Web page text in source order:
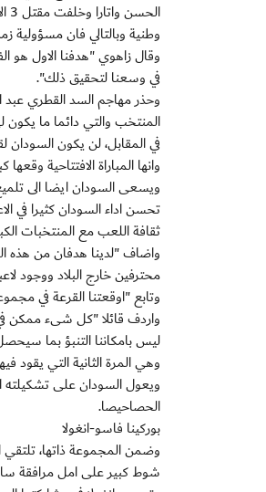
وطنية وبالتالي فان مسؤولية
وقال زاهوي "هدفنا الاول هو
في وسعنا لتحقيق ذلك".
وحذر مهاجم السد القطري عبد
المنتخب والتي دائما ما يكون
في المقابل، لن يكون
وانها المباراة الافتتاحية
ويسعى السودان ايضا الى تلميع صورته بعد
تحسن اداء السودان كثيرا في
ثقافة اللعب مع المنتخبات الكبيرة وهمنا التواجد
واضاف "لدينا هدفان من هذه
محترفين خارج البلاد ووجود
وتابع "اوقعتنا القرعة في
واردف قائلا "كل شىء ممكن في
ليس بامكاننا التنبؤ بما
وهي المرة الثانية التي يقود فيها مازدا
الحصاحيصا.
بوركينا فاسو-انغولا
شوط كبير على امل مرافقة